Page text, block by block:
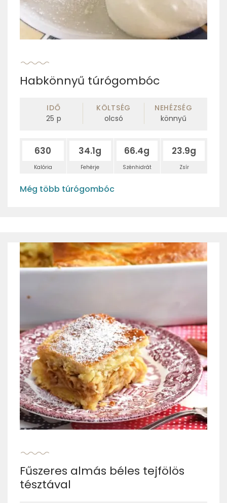
Habkönnyű túrógombóc
IDŐ
25 p
KÖLTSÉG
olcsó
NEHÉZSÉG
könnyű
630
Kalória
34.1g
Fehérje
66.4g
Szénhidrát
23.9g
Zsír
Még több túrógombóc
Fűszeres almás béles tejfölös
tésztával